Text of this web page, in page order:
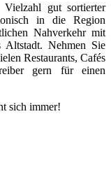
Vielzahl gut sortierter
in die Region
Nahverkehr mit
Altstadt. Nehmen Sie
Restaurants, Cafés
gern für einen
sich immer!